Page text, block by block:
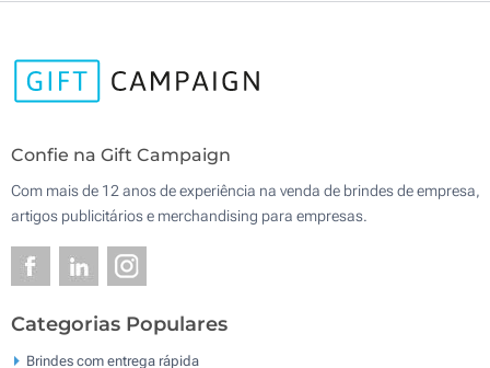
Confie na Gift Campaign
Com mais de 12 anos de experiência na venda de brindes de empresa,
artigos publicitários e merchandising para empresas.
Categorias Populares
Brindes com entrega rápida